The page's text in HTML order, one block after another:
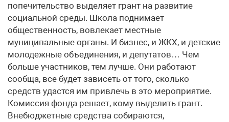
попечительство выделяет грант на развитие
социальной среды. Школа поднимает
общественность, вовлекает местные
муниципальные органы. И бизнес, и ЖКХ, и детские
молодежные объединения, и депутатов… Чем
больше участников, тем лучше. Они работают
сообща, все будет зависеть от того, сколько
средств удастся им привлечь в это мероприятие.
Комиссия фонда решает, кому выделить грант.
Внебюджетные средства собираются,